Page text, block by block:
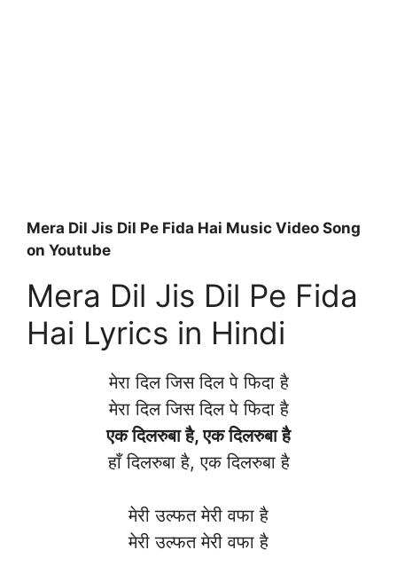
Mera Dil Jis Dil Pe Fida Hai Music Video Song
on Youtube
Mera Dil Jis Dil Pe Fida
Hai Lyrics in Hindi
मेरा दिल जिस दिल पे फिदा है
मेरा दिल जिस दिल पे फिदा है
एक दिलरुबा है, एक दिलरुबा है
हाँ दिलरुबा है, एक दिलरुबा है
मेरी उल्फत मेरी वफा है
मेरी उल्फत मेरी वफा है